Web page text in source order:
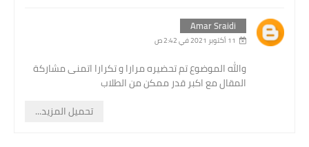
Amar Sraidi
11 أكتوبر 2021 في 2:42 ص
والله الموضوع تم تحضيره مرارا و تكرارا اتمنى مشاركة
المقال مع اكبر قدر ممكن من الطلاب
تحميل المزيد...